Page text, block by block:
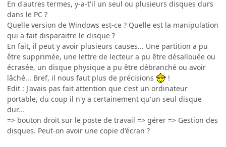
En d'autres termes, y-a-t'il un seul ou plusieurs disques durs
dans le PC ?
Quelle version de Windows est-ce ? Quelle est la manipulation
qui a fait disparaitre le disque ?
En fait, il peut y avoir plusieurs causes... Une partition a pu
être supprimée, une lettre de lecteur a pu être désallouée ou
écrasée, un disque physique a pu être débranché ou avoir
lâché... Bref, il nous faut plus de précisions
!
Edit : J'avais pas fait attention que c'est un ordinateur
portable, du coup il n'y a certainement qu'un seul disque
dur...
=> bouton droit sur le poste de travail => gérer => Gestion des
disques. Peut-on avoir une copie d'écran ?